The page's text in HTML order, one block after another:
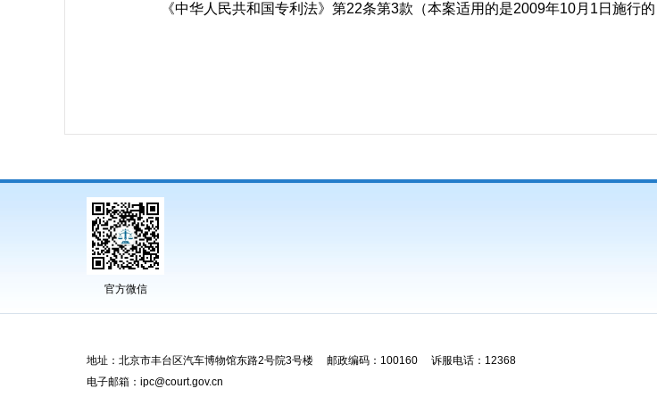
《中华人民共和国专利法》第22条第3款（本案适用的是2009年10月1日施行的
官方微信
地址：北京市丰台区汽车博物馆东路2号院3号楼 邮政编码：100160 诉服电话：12368
电子邮箱：ipc@court.gov.cn